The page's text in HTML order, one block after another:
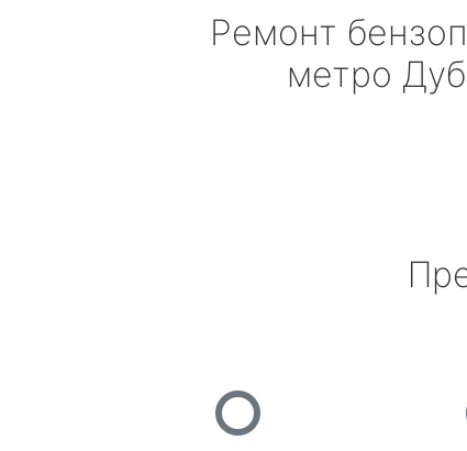
Ремонт
метро